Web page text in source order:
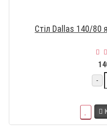
Стіл Dallas 140/80
-